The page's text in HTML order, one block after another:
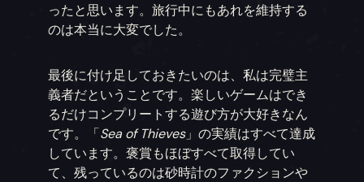
ったと思います。旅行中にもあれを維持する
のは本当に大変でした。
最後に付け足しておきたいのは、私は完璧主
義者だということです。楽しいゲームはでき
るだけコンプリートする遊び方が大好きなん
です。「Sea of Thieves」の実績はすべて達成
しています。褒賞もほぼすべて取得してい
て、残っているのは砂時計のファクションや